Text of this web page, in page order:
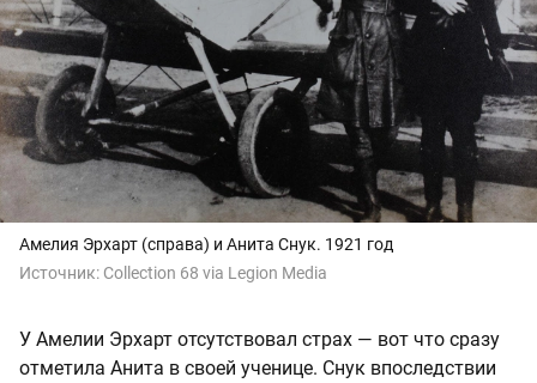
Амелия Эрхарт (справа) и Анита Снук. 1921 год
Источник: Collection 68 via Legion Media
У Амелии Эрхарт отсутствовал страх — вот что сразу
отметила Анита в своей ученице. Снук впоследствии